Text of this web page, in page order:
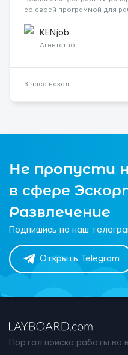
со своей программой для
одного до трех месяцев.
KENjob
Агентство
3 часа назад
Не пропусти
в сфере
Развлечение
Подпишись на наш
Открыть Telegram
Портал поиска работы во